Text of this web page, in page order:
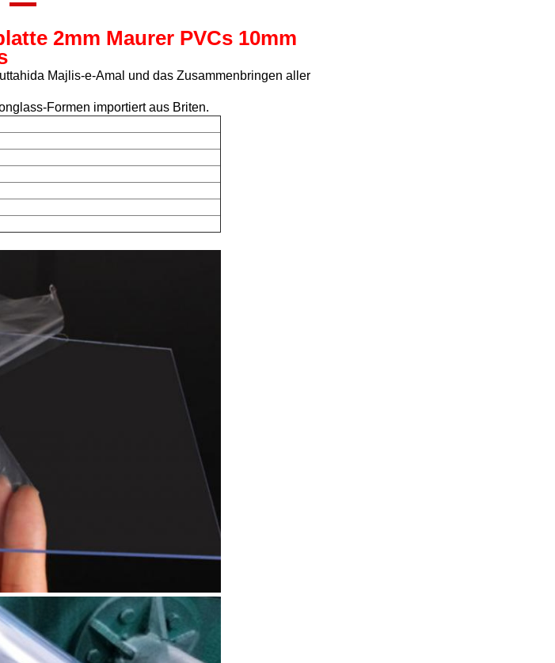
2mm Maurer PVCs 10mm
Majlis-e-Amal und das Zusammenbringen aller
Formen importiert aus Briten.